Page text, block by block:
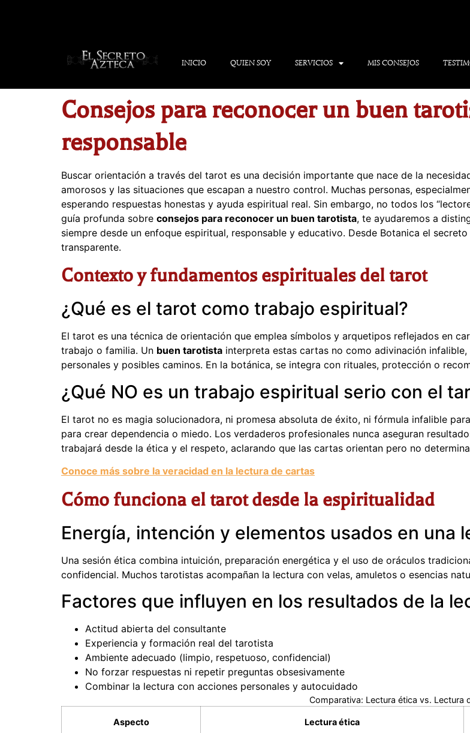
INICIO QUIEN SOY SERVICIOS MIS CONSEJOS
Consejos para reconocer un buen
responsable
Buscar orientación a través del tarot es una decisión importante que nace de la
amorosos y las situaciones que escapan a nuestro control. Muchas personas,
esperando respuestas honestas y ayuda espiritual real. Sin embargo, no todos los
guía profunda sobre consejos para reconocer un buen tarotista, te ayudaremos a
siempre desde un enfoque espiritual, responsable y educativo. Desde Botanica el
transparente.
Contexto y fundamentos espirituales del tarot
¿Qué es el tarot como trabajo espiritual?
El tarot es una técnica de orientación que emplea símbolos y arquetipos reflejados en
trabajo o familia. Un buen tarotista interpreta estas cartas no como adivinación
personales y posibles caminos. En la botánica, se integra con rituales, protección o
¿Qué NO es un trabajo espiritual serio con el
El tarot no es magia solucionadora, ni promesa absoluta de éxito, ni fórmula infalible
para crear dependencia o miedo. Los verdaderos profesionales nunca aseguran
trabajará desde la ética y el respeto, aclarando que las cartas orientan pero no
Conoce más sobre la veracidad en la lectura de cartas
Cómo funciona el tarot desde la espiritualidad
Energía, intención y elementos usados en una
Una sesión ética combina intuición, preparación energética y el uso de oráculos
confidencial. Muchos tarotistas acompañan la lectura con velas, amuletos o esencias
Factores que influyen en los resultados de la
Actitud abierta del consultante
Experiencia y formación real del tarotista
Ambiente adecuado (limpio, respetuoso, confidencial)
No forzar respuestas ni repetir preguntas obsesivamente
Combinar la lectura con acciones personales y autocuidado
Comparativa: Lectura ética vs. Lectura
Aspecto Lectura ética